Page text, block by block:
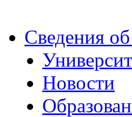
Сведения
Новости